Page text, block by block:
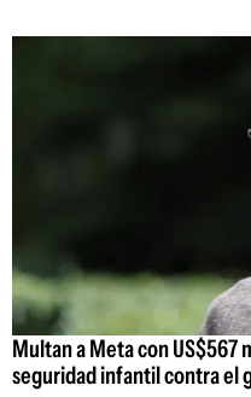
Multan a Meta con US$567
seguridad infantil contra el